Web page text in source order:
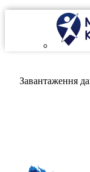
Завантаження